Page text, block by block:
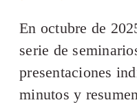
En octubre de
serie de
presentaciones
minutos y